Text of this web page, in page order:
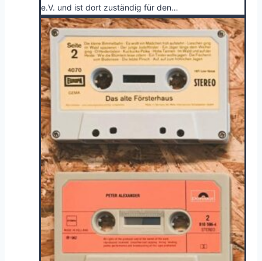
e.V. und ist dort zuständig für den…